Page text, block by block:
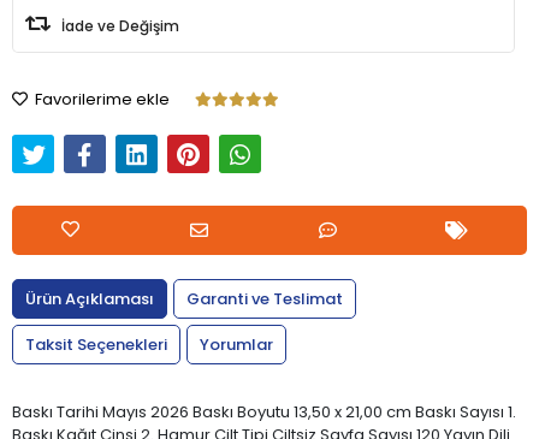
İade ve Değişim
Favorilerime ekle
Ürün Açıklaması
Garanti ve Teslimat
Taksit Seçenekleri
Yorumlar
Baskı Tarihi Mayıs 2026 Baskı Boyutu 13,50 x 21,00 cm Baskı Sayısı 1.